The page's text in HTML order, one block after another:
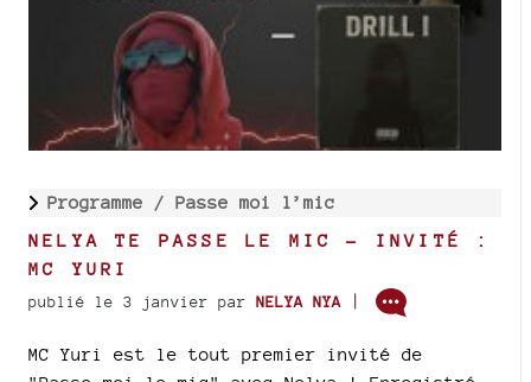
Programme / Passe moi l’mic
NELYA TE PASSE LE MIC - INVITÉ :
MC YURI
publié le 3 janvier par NELYA NYA |
MC Yuri est le tout premier invité de